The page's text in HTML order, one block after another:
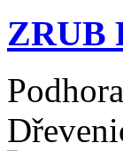
ZRUB